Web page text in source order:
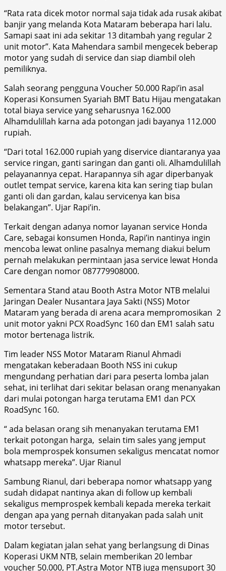
“Rata rata dicek motor normal saja tidak ada rusak akibat
banjir yang melanda Kota Mataram beberapa hari lalu.
Samapi saat ini ada sekitar 13 ditambah yang regular 2
unit motor”. Kata Mahendara sambil mengecek beberap
motor yang sudah di service dan siap diambil oleh
pemiliknya.
Salah seorang pengguna Voucher 50.000 Rapi’in asal
Koperasi Konsumen Syariah BMT Batu Hijau mengatakan
total biaya service yang seharusnya 162.000
Alhamdulillah karna ada potongan jadi bayanya 112.000
rupiah.
“Dari total 162.000 rupiah yang diservice diantaranya yaa
service ringan, ganti saringan dan ganti oli. Alhamdulillah
pelayanannya cepat. Harapannya sih agar diperbanyak
outlet tempat service, karena kita kan sering tiap bulan
ganti oli dan gardan, kalau servicenya kan bisa
belakangan”. Ujar Rapi’in.
Terkait dengan adanya nomor layanan service Honda
Care, sebagai konsumen Honda, Rapi’in nantinya ingin
mencoba lewat online pasalnya memang diakui belum
pernah melakukan permintaan jasa service lewat Honda
Care dengan nomor 087779908000.
Sementara Stand atau Booth Astra Motor NTB melalui
Jaringan Dealer Nusantara Jaya Sakti (NSS) Motor
Mataram yang berada di arena acara mempromosikan 2
unit motor yakni PCX RoadSync 160 dan EM1 salah satu
motor bertenaga listrik.
Tim leader NSS Motor Mataram Rianul Ahmadi
mengatakan keberadaan Booth NSS ini cukup
mengundang perhatian dari para peserta lomba jalan
sehat, ini terlihat dari sekitar belasan orang menanyakan
dari mulai potongan harga terutama EM1 dan PCX
RoadSync 160.
“ ada belasan orang sih menanyakan terutama EM1
terkait potongan harga, selain tim sales yang jemput
bola memprospek konsumen sekaligus mencatat nomor
whatsapp mereka”. Ujar Rianul
Sambung Rianul, dari beberapa nomor whatsapp yang
sudah didapat nantinya akan di follow up kembali
sekaligus memprospek kembali kepada mereka terkait
dengan apa yang pernah ditanyakan pada salah unit
motor tersebut.
Dalam kegiatan jalan sehat yang berlangsung di Dinas
Koperasi UKM NTB, selain memberikan 20 lembar
voucher 50.000, PT.Astra Motor NTB juga mensuport 30